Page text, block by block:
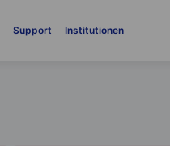
Support Institutionen